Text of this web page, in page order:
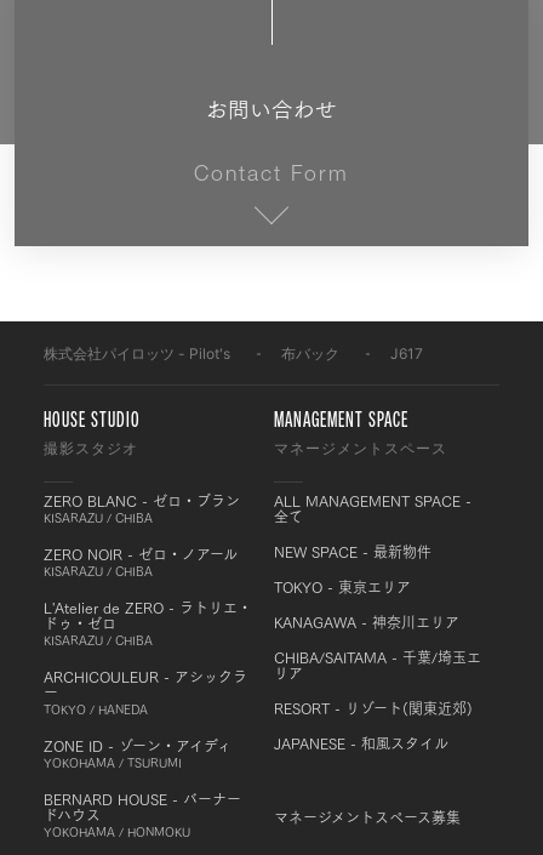
お問い合わせ
Contact Form
株式会社パイロッツ - Pilot's 布バック J617
HOUSE STUDIO
撮影スタジオ
ZERO BLANC - ゼロ・ブラン
KISARAZU / CHIBA
ZERO NOIR - ゼロ・ノアール
KISARAZU / CHIBA
L'Atelier de ZERO - ラトリエ・
ドゥ・ゼロ
KISARAZU / CHIBA
ARCHICOULEUR - アシックラ
ー
TOKYO / HANEDA
ZONE ID - ゾーン・アイディ
YOKOHAMA / TSURUMI
BERNARD HOUSE - バーナー
ドハウス
YOKOHAMA / HONMOKU
MANAGEMENT SPACE
マネージメントスペース
ALL MANAGEMENT SPACE -
全て
NEW SPACE - 最新物件
TOKYO - 東京エリア
KANAGAWA - 神奈川エリア
CHIBA/SAITAMA - 千葉/埼玉エ
リア
RESORT - リゾート(関東近郊)
JAPANESE - 和風スタイル
マネージメントスペース募集